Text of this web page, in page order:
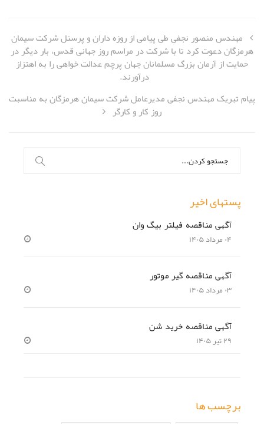
مهندس منصور نجفی طی پیامی از روزه داران و پرسنل شرکت سیمان
هرمزگان دعوت کرد تا با شرکت در مراسم روز جهانی قدس، بار دیگر در
حمایت از آرمان بزرگ مسلمانان جهان پرچم عدالت خواهی را به اهتزاز
درآورند.
پیام تبریک مهندس نجفی مدیرعامل شرکت سیمان هرمزگان به مناسبت
روز کار و کارگر
برای:
پستهای اخیر
آگهی مناقصه فیلتر بیگ وان
۰۴ مرداد ۱۴۰۵
آگهی مناقصه گیر موتور
۰۳ مرداد ۱۴۰۵
آگهی مناقصه خرید شن
۲۹ تیر ۱۴۰۵
برچسب ها